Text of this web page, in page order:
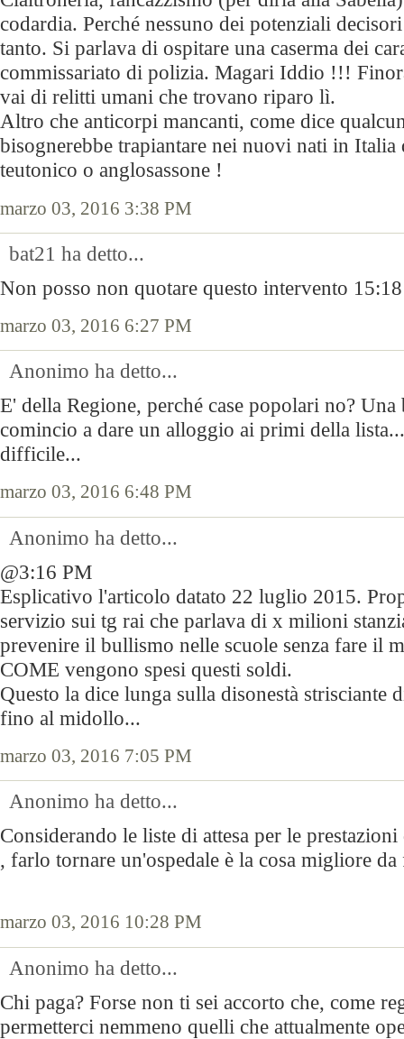
codardia. Perché nessuno dei potenziali
tanto. Si parlava di ospitare una caserma dei
commissariato di polizia. Magari Iddio !!!
vai di relitti umani che trovano riparo lì.
Altro che anticorpi mancanti, come dice
bisognerebbe trapiantare nei nuovi nati in Italia
teutonico o anglosassone !
marzo 03, 2016 3:38 PM
bat21 ha detto...
Non posso non quotare questo intervento 15:18
marzo 03, 2016 6:27 PM
Anonimo ha detto...
E' della Regione, perché case popolari no?
comincio a dare un alloggio ai primi della
difficile...
marzo 03, 2016 6:48 PM
Anonimo ha detto...
@3:16 PM
Esplicativo l'articolo datato 22 luglio 2015.
servizio sui tg rai che parlava di x milioni
prevenire il bullismo nelle scuole senza fare il
COME vengono spesi questi soldi.
Questo la dice lunga sulla disonestà strisciante
fino al midollo...
marzo 03, 2016 7:05 PM
Anonimo ha detto...
Considerando le liste di attesa per le
, farlo tornare un'ospedale è la cosa migliore da
marzo 03, 2016 10:28 PM
Anonimo ha detto...
Chi paga? Forse non ti sei accorto che, come
permetterci nemmeno quelli che attualmente